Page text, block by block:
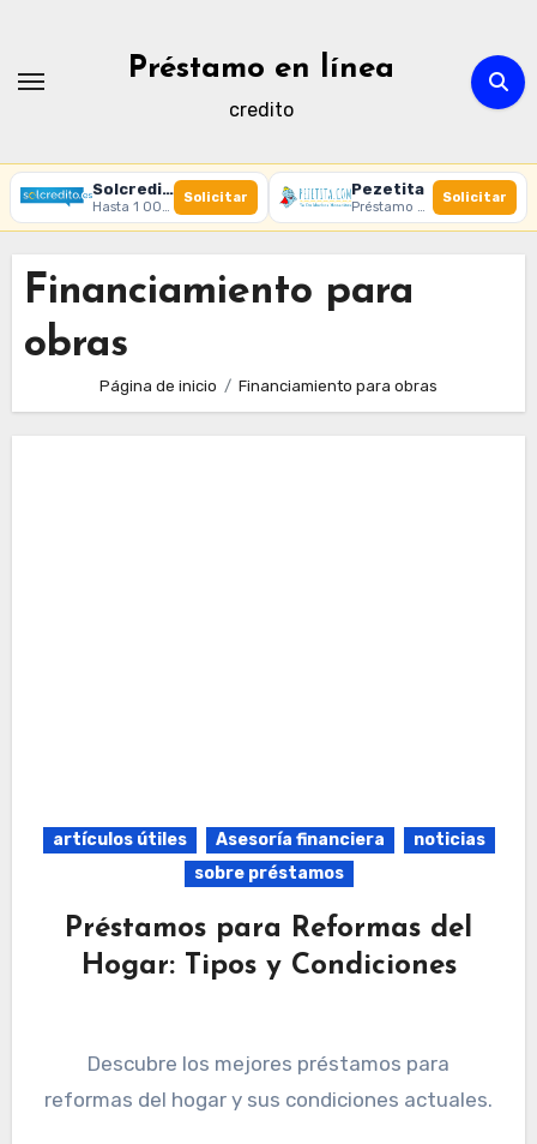
contenido
Préstamo en línea
credito
Solcredito
Hasta 1 000 € · 30 días · 100% online
Solicitar Pezetita
Préstamo online · Aprobación rápida
Solicitar
Financiamiento para
obras
Página de inicio Financiamiento para obras
artículos útiles Asesoría financiera
noticias
sobre préstamos
Préstamos para Reformas del
Hogar: Tipos y Condiciones
Descubre los mejores préstamos para
reformas del hogar y sus condiciones actuales.